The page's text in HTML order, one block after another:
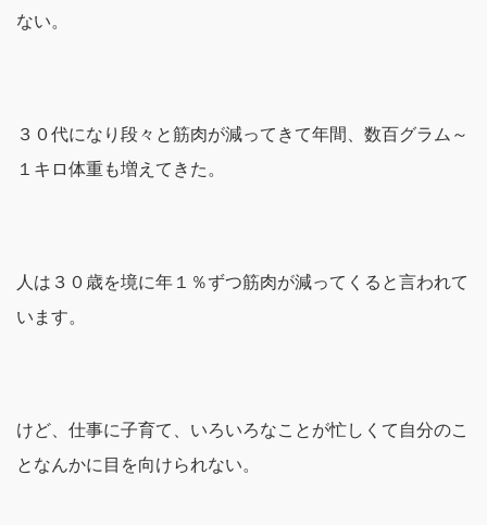
ない。
３０代になり段々と筋肉が減ってきて年間、数百グラム～
１キロ体重も増えてきた。
人は３０歳を境に年１％ずつ筋肉が減ってくると言われて
います。
けど、仕事に子育て、いろいろなことが忙しくて自分のこ
となんかに目を向けられない。